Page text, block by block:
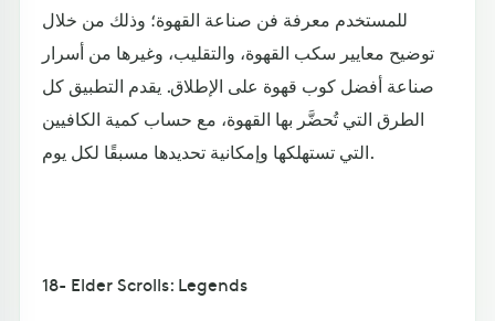
للمستخدم معرفة فن صناعة القهوة؛ وذلك من خلال
توضيح معايير سكب القهوة، والتقليب، وغيرها من أسرار
صناعة أفضل كوب قهوة على الإطلاق. يقدم التطبيق كل
الطرق التي تُحضَّر بها القهوة، مع حساب كمية الكافيين
التي تستهلكها وإمكانية تحديدها مسبقًا لكل يوم.
18- Elder Scrolls: Legends